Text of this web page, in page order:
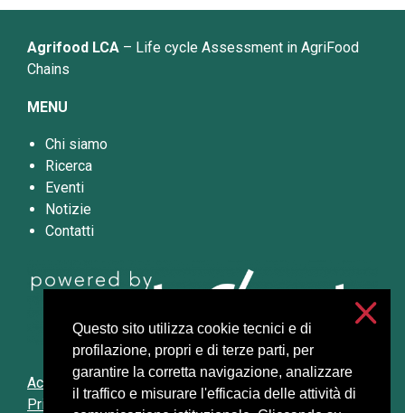
Questo sito utilizza cookie tecnici e di
profilazione, propri e di terze parti, per
garantire la corretta navigazione, analizzare
il traffico e misurare l'efficacia delle attività di
Agrifood LCA – Life cycle Assessment in AgriFood
Chains
MENU
Chi siamo
Ricerca
Eventi
Notizie
Contatti
Accessibilità
Privacy e cookies